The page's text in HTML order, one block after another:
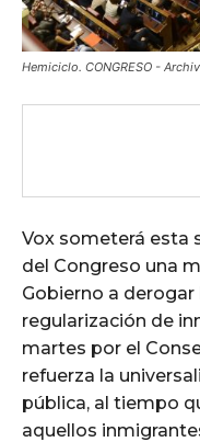
Hemiciclo. CONGRESO -
Vox someterá esta
del Congreso una
Gobierno a
regularización de
martes por el
refuerza la
pública, al tiempo
aquellos